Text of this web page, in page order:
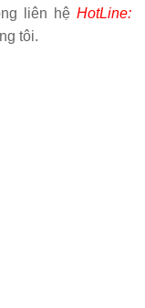
liên hệ HotLine:
tôi.